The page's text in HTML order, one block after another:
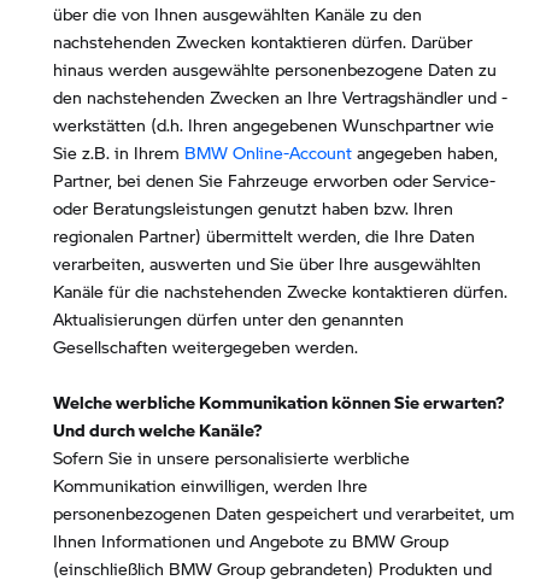
über die von Ihnen ausgewählten Kanäle zu den
nachstehenden Zwecken kontaktieren dürfen. Darüber
hinaus werden ausgewählte personenbezogene Daten zu
den nachstehenden Zwecken an Ihre Vertragshändler und -
werkstätten (d.h. Ihren angegebenen Wunschpartner wie
Sie z.B. in Ihrem BMW Online-Account angegeben haben,
Partner, bei denen Sie Fahrzeuge erworben oder Service-
oder Beratungsleistungen genutzt haben bzw. Ihren
regionalen Partner) übermittelt werden, die Ihre Daten
verarbeiten, auswerten und Sie über Ihre ausgewählten
Kanäle für die nachstehenden Zwecke kontaktieren dürfen.
Aktualisierungen dürfen unter den genannten
Gesellschaften weitergegeben werden.
Welche werbliche Kommunikation können Sie erwarten?
Und durch welche Kanäle?
Sofern Sie in unsere personalisierte werbliche
Kommunikation einwilligen, werden Ihre
personenbezogenen Daten gespeichert und verarbeitet, um
Ihnen Informationen und Angebote zu BMW Group
(einschließlich BMW Group gebrandeten) Produkten und